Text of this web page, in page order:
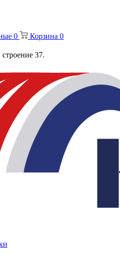
0 Корзина 0
37.